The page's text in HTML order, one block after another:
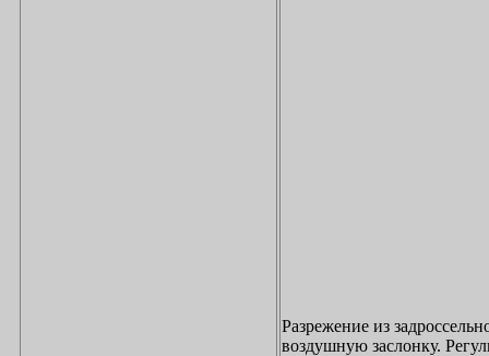
Разрежение из
воздушную заслонку.